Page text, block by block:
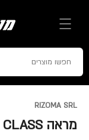
RIZOMA SRL
מראה CLASS שחור